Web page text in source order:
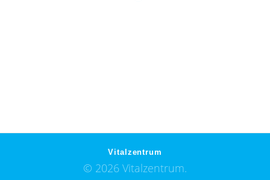
Vitalzentrum
© 2026 Vitalzentrum.